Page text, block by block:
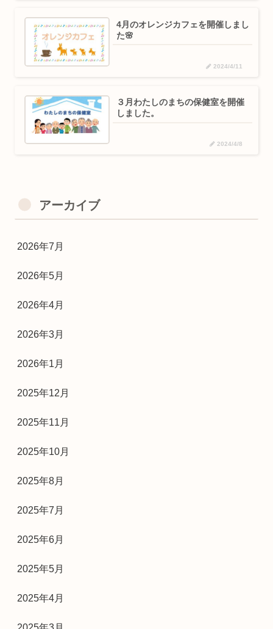
4月のオレンジカフェを開催しまし
た🌸
2024/4/11
３月わたしのまちの保健室を開催
しました。
2024/4/8
アーカイブ
2026年7月
2026年5月
2026年4月
2026年3月
2026年1月
2025年12月
2025年11月
2025年10月
2025年8月
2025年7月
2025年6月
2025年5月
2025年4月